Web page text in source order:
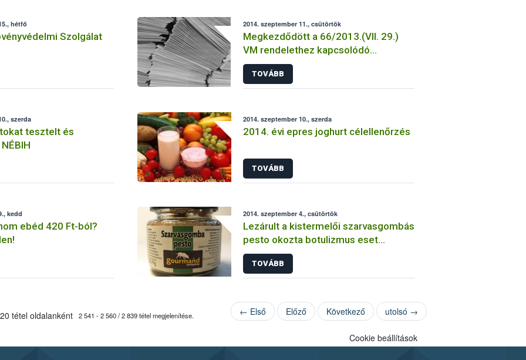
hétfő
Szolgálat
2014. szeptember 11., csütörtök
Megkezdődött a 66/2013.(VII. 29.)
VM rendelethez kapcsolódó
támogatási határozatok postázása.
TOVÁBB
szerda
tesztelt és
2014. szeptember 10., szerda
2014. évi epres joghurt célellenőrzés
TOVÁBB
kedd
ebéd 420 Ft-ból?
2014. szeptember 4., csütörtök
Lezárult a kistermelői szarvasgombás
pesto okozta botulizmus eset
kivizsgálása
TOVÁBB
tétel oldalanként 2 541 - 2 560 / 2 839 tétel megjelenítése. ← Első Előző Következő utolsó →
Cookie beállítások